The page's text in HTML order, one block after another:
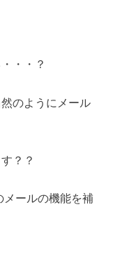
・・？
のようにメール
？？
メールの機能を補